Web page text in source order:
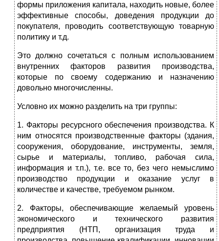
формы приложения капитала, находить новые, более
эффективные способы, доведения продукции до
покупателя, проводить соответствующую товарную
политику и т.д.
Это должно сочетаться с полным использованием
внутренних факторов развития производства,
которые по своему содержанию и назначению
довольно многочисленны.
Условно их можно разделить на три группы:
1. Факторы ресурсного обеспечения производства. К
ним относятся производственные факторы (здания,
сооружения, оборудование, инструменты, земля,
сырье и материалы, топливо, рабочая сила,
информация и т.п.), т.е. все то, без чего немыслимо
производство продукции и оказание услуг в
количестве и качестве, требуемом рынком.
2. Факторы, обеспечивающие желаемый уровень
экономического и технического развития
предприятия (НТП, организация труда и